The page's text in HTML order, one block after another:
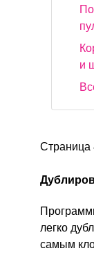
и
Страница
легко
самым